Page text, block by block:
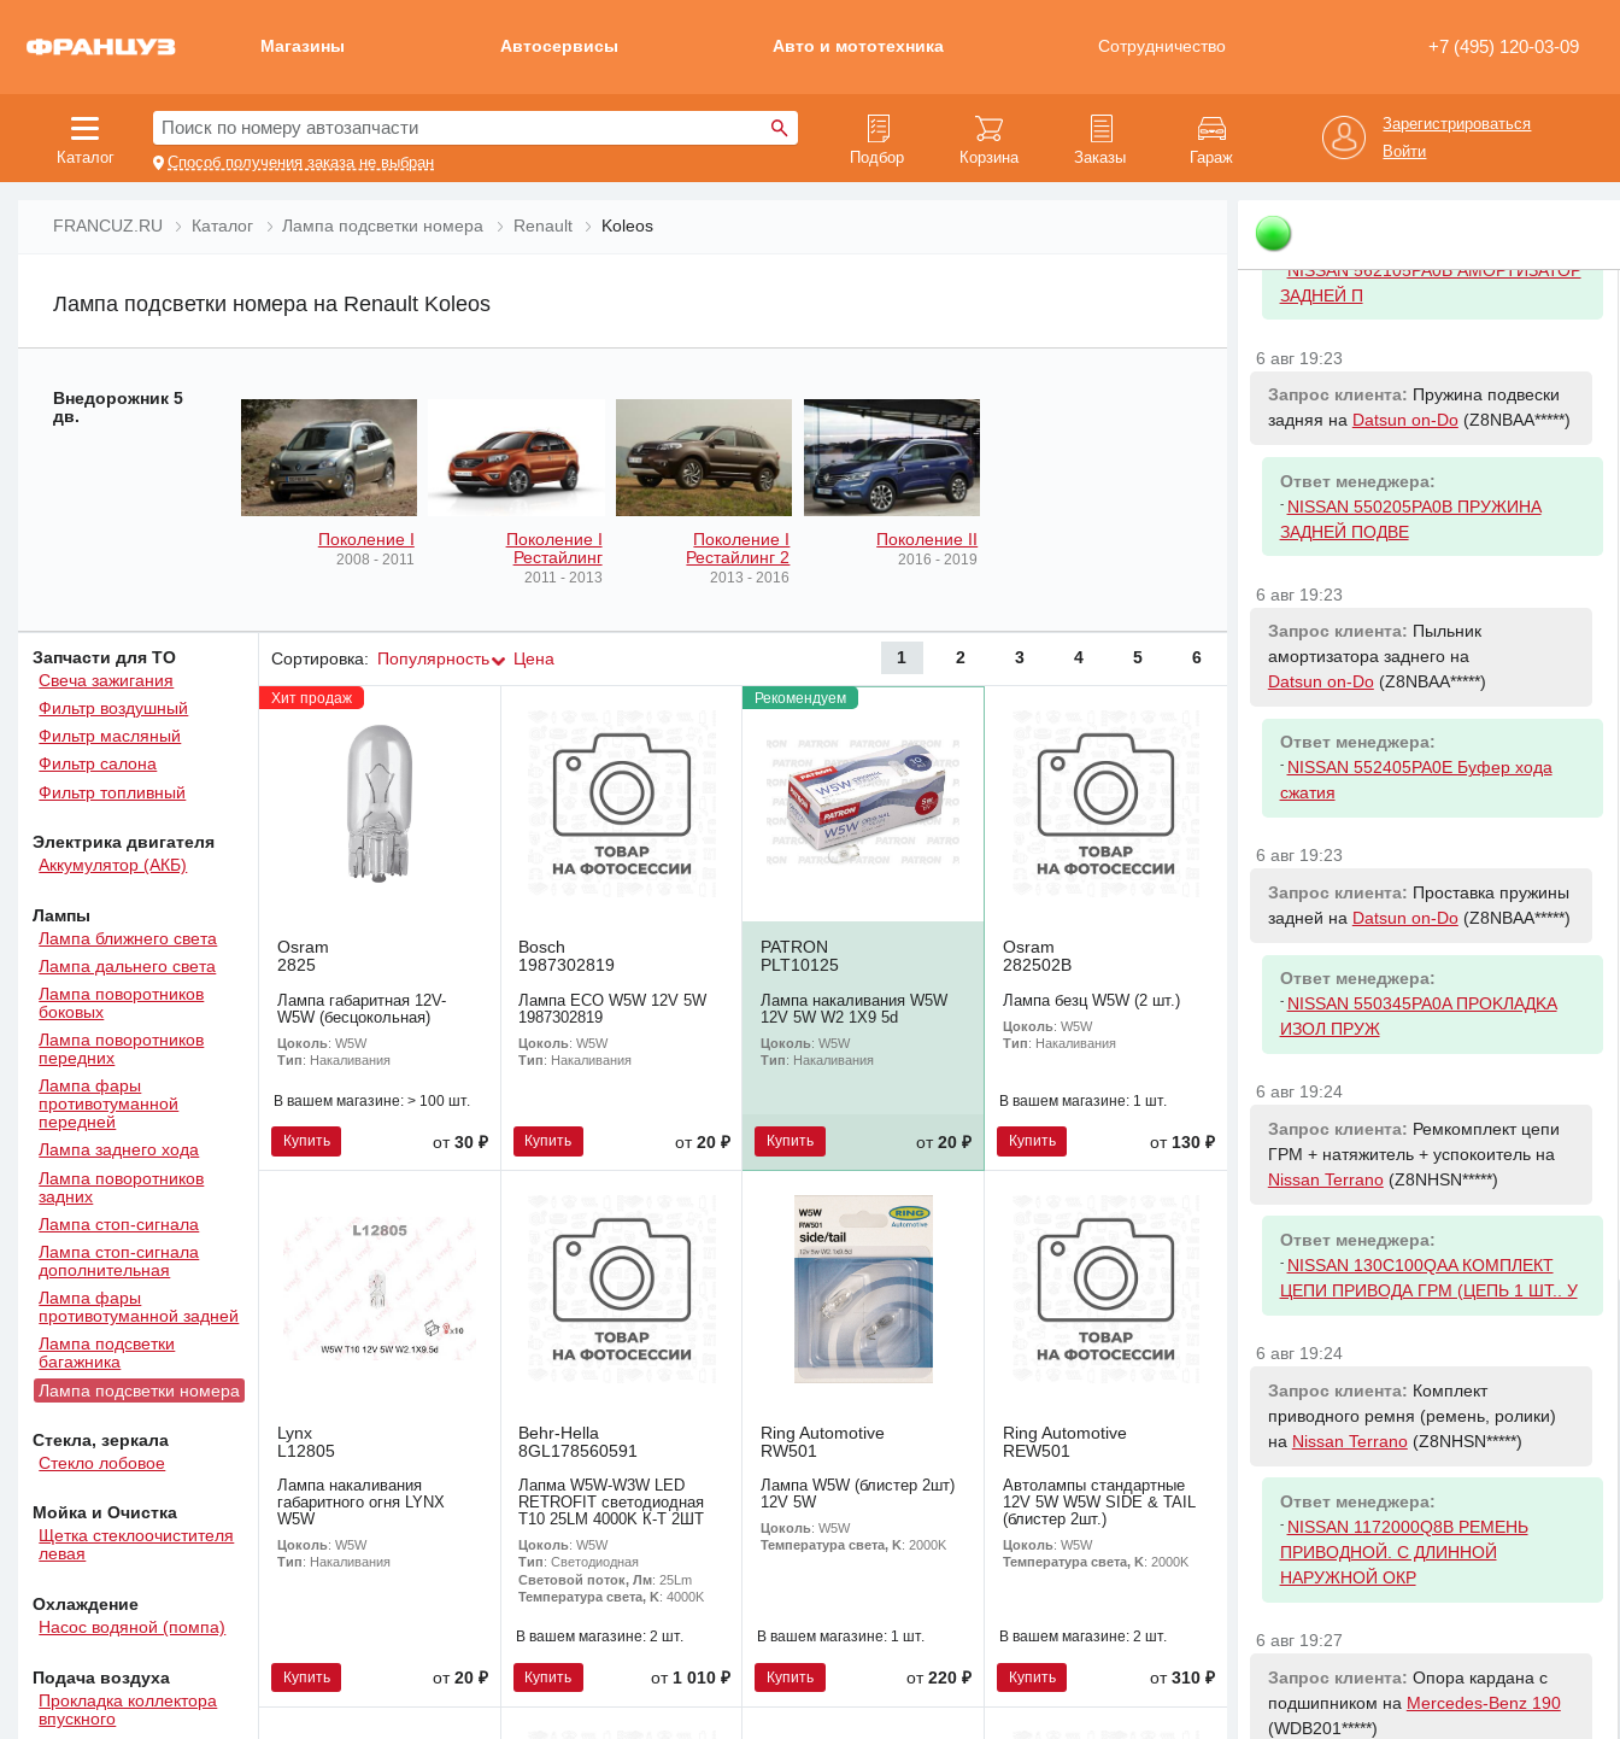
Магазины Автосервисы Авто и мототехника Сотрудничество +7 (495) 120-03-09
Каталог
Поиск по номеру автозапчасти
Способ получения заказа не выбран Подбор Корзина Заказы Гараж
Зарегистрироваться
Войти
FRANCUZ.RU Каталог Лампа подсветки номера Renault Koleos
Лампа подсветки номера на Renault Koleos
Внедорожник 5
дв.
Поколение I
2008 - 2011
Поколение I
Рестайлинг
2011 - 2013
Поколение I
Рестайлинг 2
2013 - 2016
Поколение II
2016 - 2019
Запчасти для ТО
Свеча зажигания
Фильтр воздушный
Фильтр масляный
Фильтр салона
Фильтр топливный
Электрика двигателя
Аккумулятор (АКБ)
Лампы
Лампа ближнего света
Лампа дальнего света
Лампа поворотников
боковых
Лампа поворотников
передних
Лампа фары
противотуманной
передней
Лампа заднего хода
Лампа поворотников
задних
Лампа стоп-сигнала
Лампа стоп-сигнала
дополнительная
Лампа фары
противотуманной задней
Лампа подсветки
багажника
Лампа подсветки номера
Стекла, зеркала
Стекло лобовое
Мойка и Очистка
Щетка стеклоочистителя
левая
Охлаждение
Насос водяной (помпа)
Подача воздуха
Прокладка коллектора
впускного
Сортировка: Популярность Цена 1 2 3 4 5 6
Хит продаж
Osram
2825
Лампа габаритная 12V-
W5W (бесцокольная)
Цоколь: W5W
Тип: Накаливания
В вашем магазине: > 100 шт.
Купить от30 ₽
Bosch
1987302819
Лампа ECO W5W 12V 5W
1987302819
Цоколь: W5W
Тип: Накаливания
Купить от 20 ₽
Рекомендуем
PATRON
PLT10125
Лампа накаливания W5W
12V 5W W2 1X9 5d
Цоколь: W5W
Тип: Накаливания
Купить от20 ₽
Osram
282502B
Лампа безц W5W (2 шт.)
Цоколь: W5W
Тип: Накаливания
В вашем магазине: 1 шт.
Купить от 130 ₽
Lynx
L12805
Лампа накаливания
габаритного огня LYNX
W5W
Цоколь: W5W
Тип: Накаливания
Купить от20 ₽
Behr-Hella
8GL178560591
Лапма W5W-W3W LED
RETROFIT светодиодная
T10 25LM 4000K К-Т 2ШТ
Цоколь: W5W
Тип: Светодиодная
Световой поток, Лм: 25Lm
Температура света, K: 4000K
В вашем магазине: 2 шт.
Купить от 1 010 ₽
Ring Automotive
RW501
Лампа W5W (блистер 2шт)
12V 5W
Цоколь: W5W
Температура света, K: 2000K
В вашем магазине: 1 шт.
Купить от220 ₽
Ring Automotive
REW501
Автолампы стандартные
12V 5W W5W SIDE & TAIL
(блистер 2шт.)
Цоколь: W5W
Температура света, K: 2000K
В вашем магазине: 2 шт.
Купить от 310 ₽
6 авг 19:23
Запрос клиента:Амортизатор
задний наDatsun on-Do(Z8NBAA*****)
Ответ менеджера:
-NISSAN 562105PA0B АМОРТИЗАТОР
ЗАДНЕЙ П
6 авг 19:23
Запрос клиента: Пружина подвески
задняя на Datsun on-Do(Z8NBAA*****)
Ответ менеджера:
- NISSAN 550205PA0B ПРУЖИНА
ЗАДНЕЙ ПОДВЕ
6 авг 19:23
Запрос клиента: Пыльник
амортизатора заднего на
Datsun on-Do(Z8NBAA*****)
Ответ менеджера:
- NISSAN 552405PA0E Буфер хода
сжатия
6 авг 19:23
Запрос клиента: Проставка пружины
задней на Datsun on-Do(Z8NBAA*****)
Ответ менеджера:
- NISSAN 550345PA0A ПPOKЛAДKA
ИЗOЛ ПPУЖ
6 авг 19:24
Запрос клиента: Ремкомплект цепи
ГРМ + натяжитель + успокоитель на
Nissan Terrano(Z8NHSN*****)
Ответ менеджера:
- NISSAN 130C100QAA КОМПЛЕКТ
ЦЕПИ ПРИВОДА ГРМ (ЦЕПЬ 1 ШТ.. У
6 авг 19:24
Запрос клиента: Комплект
приводного ремня (ремень, ролики)
на Nissan Terrano(Z8NHSN*****)
Ответ менеджера:
- NISSAN 1172000Q8B РЕМЕНЬ
ПРИВОДНОЙ. С ДЛИННОЙ
НАРУЖНОЙ ОКР
6 авг 19:27
Запрос клиента: Опора кардана с
подшипником на Mercedes-Benz 190
(WDB201*****)